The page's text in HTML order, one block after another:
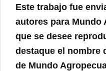
Este trabajo fue
autores para Mundo
que se desee
destaque el nombre
de Mundo